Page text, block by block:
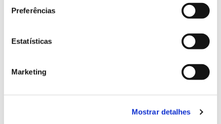
Preferências
Estatísticas
Marketing
Mostrar detalhes
Registar galhas de Trichi em acácia-das-espigas:
25.06.2026
Natureza e florestas procuram jovens voluntários